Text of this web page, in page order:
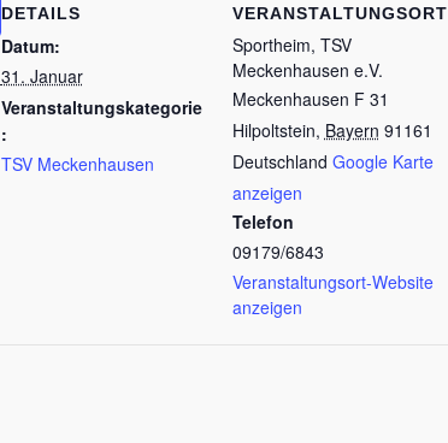
DETAILS
Datum:
31. Januar
Veranstaltungskategorie
:
TSV Meckenhausen
VERANSTALTUNGSORT
Sportheim, TSV
Meckenhausen e.V.
Meckenhausen F 31
Hilpoltstein, Bayern 91161
Deutschland Google Karte
anzeigen
Telefon
09179/6843
Veranstaltungsort-Website
anzeigen